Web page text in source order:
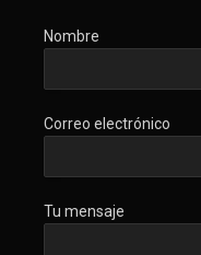
Nombre
Correo electrónico
Tu mensaje